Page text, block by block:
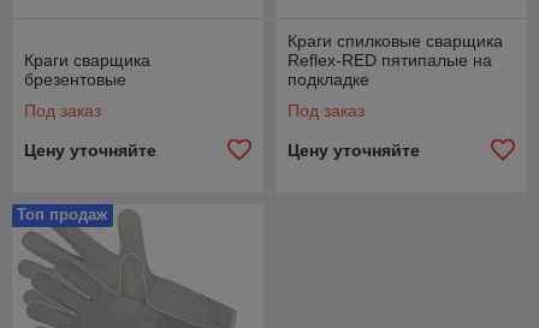
Краги сварщика
брезентовые
Под заказ
Цену уточняйте
Краги спилковые сварщика
Reflex-RED пятипалые на
подкладке
Под заказ
Цену уточняйте
Топ продаж